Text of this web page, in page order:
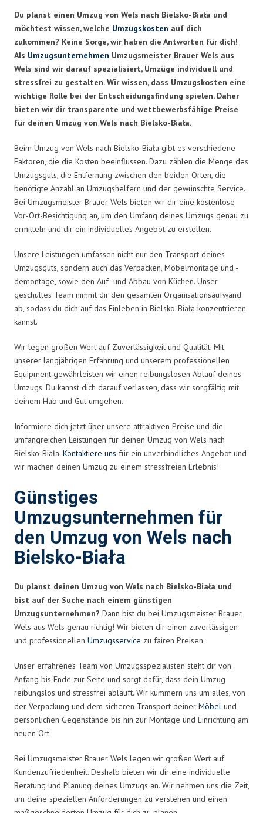
Du planst einen Umzug von Wels nach Bielsko-Biała und
möchtest wissen, welche Umzugskosten auf dich
zukommen? Keine Sorge, wir haben die Antworten für dich!
Als Umzugsunternehmen Umzugsmeister Brauer Wels aus
Wels sind wir darauf spezialisiert, Umzüge individuell und
stressfrei zu gestalten. Wir wissen, dass Umzugskosten eine
wichtige Rolle bei der Entscheidungsfindung spielen. Daher
bieten wir dir transparente und wettbewerbsfähige Preise
für deinen Umzug von Wels nach Bielsko-Biała.
Beim Umzug von Wels nach Bielsko-Biała gibt es verschiedene
Faktoren, die die Kosten beeinflussen. Dazu zählen die Menge des
Umzugsguts, die Entfernung zwischen den beiden Orten, die
benötigte Anzahl an Umzugshelfern und der gewünschte Service.
Bei Umzugsmeister Brauer Wels bieten wir dir eine kostenlose
Vor-Ort-Besichtigung an, um den Umfang deines Umzugs genau zu
ermitteln und dir ein individuelles Angebot zu erstellen.
Unsere Leistungen umfassen nicht nur den Transport deines
Umzugsguts, sondern auch das Verpacken, Möbelmontage und -
demontage, sowie den Auf- und Abbau von Küchen. Unser
geschultes Team nimmt dir den gesamten Organisationsaufwand
ab, sodass du dich auf das Einleben in Bielsko-Biała konzentrieren
kannst.
Wir legen großen Wert auf Zuverlässigkeit und Qualität. Mit
unserer langjährigen Erfahrung und unserem professionellen
Equipment gewährleisten wir einen reibungslosen Ablauf deines
Umzugs. Du kannst dich darauf verlassen, dass wir sorgfältig mit
deinem Hab und Gut umgehen.
Informiere dich jetzt über unsere attraktiven Preise und die
umfangreichen Leistungen für deinen Umzug von Wels nach
Bielsko-Biała. Kontaktiere uns für ein unverbindliches Angebot und
wir machen deinen Umzug zu einem stressfreien Erlebnis!
Günstiges
Umzugsunternehmen für
den Umzug von Wels nach
Bielsko-Biała
Du planst deinen Umzug von Wels nach Bielsko-Biała und
bist auf der Suche nach einem günstigen
Umzugsunternehmen? Dann bist du bei Umzugsmeister Brauer
Wels aus Wels genau richtig! Wir bieten dir einen zuverlässigen
und professionellen Umzugsservice zu fairen Preisen.
Unser erfahrenes Team von Umzugsspezialisten steht dir von
Anfang bis Ende zur Seite und sorgt dafür, dass dein Umzug
reibungslos und stressfrei abläuft. Wir kümmern uns um alles, von
der Verpackung und dem sicheren Transport deiner Möbel und
persönlichen Gegenstände bis hin zur Montage und Einrichtung am
neuen Ort.
Bei Umzugsmeister Brauer Wels legen wir großen Wert auf
Kundenzufriedenheit. Deshalb bieten wir dir eine individuelle
Beratung und Planung deines Umzugs an. Wir nehmen uns die Zeit,
um deine speziellen Anforderungen zu verstehen und einen